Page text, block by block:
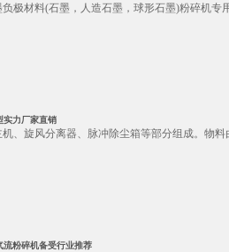
极材料(石墨，人造石墨，球形石墨)粉碎机
实力厂家直销
、旋风分离器、脉冲除尘箱等部分组成。物
流粉碎机备受行业推荐